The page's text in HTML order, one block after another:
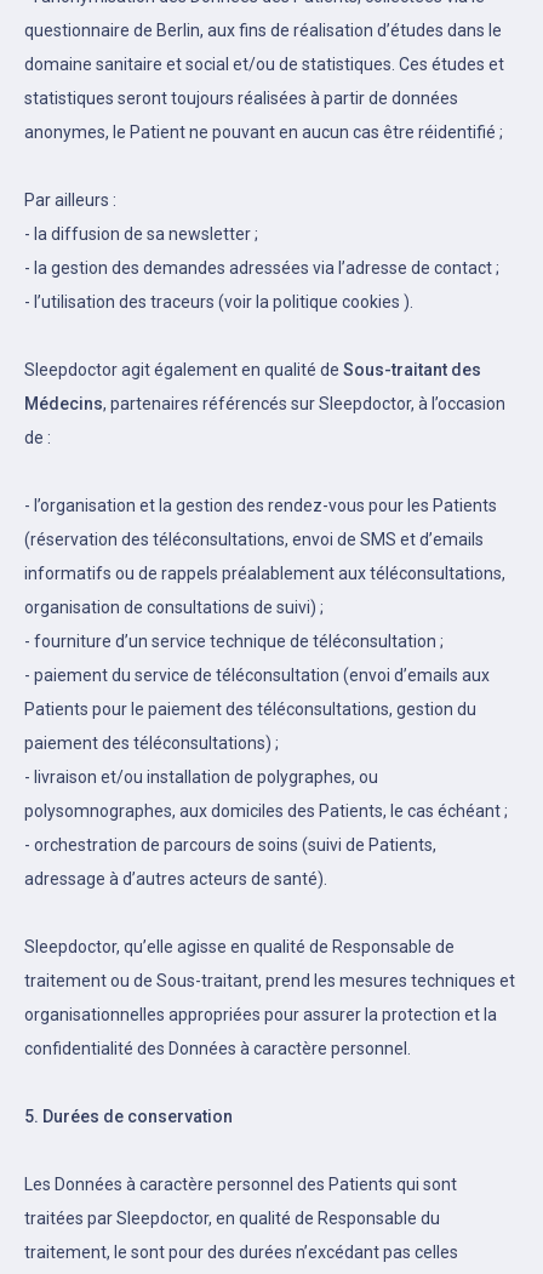
questionnaire de Berlin, aux fins de réalisation d’études dans le
domaine sanitaire et social et/ou de statistiques. Ces études et
statistiques seront toujours réalisées à partir de données
anonymes, le Patient ne pouvant en aucun cas être réidentifié ;
Par ailleurs :
- la diffusion de sa newsletter ;
- la gestion des demandes adressées via l’adresse de contact ;
- l’utilisation des traceurs (voir la politique cookies ).
Sleepdoctor agit également en qualité de Sous-traitant des
Médecins, partenaires référencés sur Sleepdoctor, à l’occasion
de :
- l’organisation et la gestion des rendez-vous pour les Patients
(réservation des téléconsultations, envoi de SMS et d’emails
informatifs ou de rappels préalablement aux téléconsultations,
organisation de consultations de suivi) ;
- fourniture d’un service technique de téléconsultation ;
- paiement du service de téléconsultation (envoi d’emails aux
Patients pour le paiement des téléconsultations, gestion du
paiement des téléconsultations) ;
- livraison et/ou installation de polygraphes, ou
polysomnographes, aux domiciles des Patients, le cas échéant ;
- orchestration de parcours de soins (suivi de Patients,
adressage à d’autres acteurs de santé).
Sleepdoctor, qu’elle agisse en qualité de Responsable de
traitement ou de Sous-traitant, prend les mesures techniques et
organisationnelles appropriées pour assurer la protection et la
confidentialité des Données à caractère personnel.
5. Durées de conservation
Les Données à caractère personnel des Patients qui sont
traitées par Sleepdoctor, en qualité de Responsable du
traitement, le sont pour des durées n’excédant pas celles